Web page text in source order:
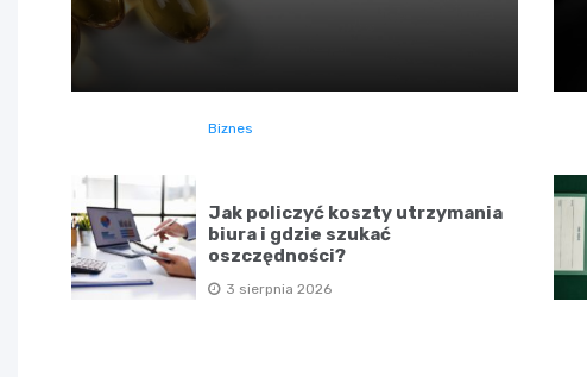
Biznes
Jak policzyć koszty utrzymania
biura i gdzie szukać
oszczędności?
3 sierpnia 2026